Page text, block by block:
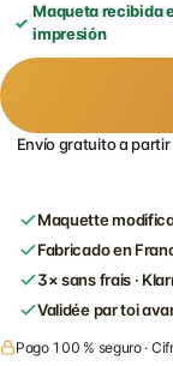
Maqueta recibida
impresión
Envío gratuito a
Maquette
Fabricado en
3× sans frais ·
Validée par toi
Pago 100 % seguro ·